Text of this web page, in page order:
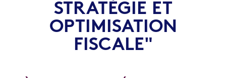
STRATÉGIE ET
OPTIMISATION
FISCALE"